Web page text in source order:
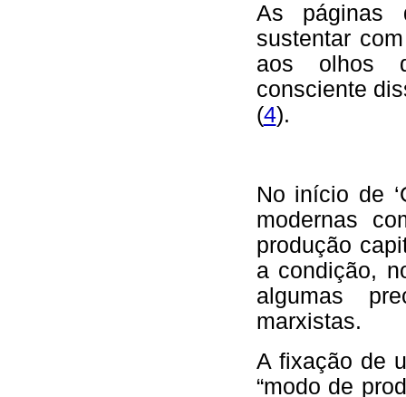
As páginas
sustentar
aos olhos
consciente
(4).
No início de
modernas
produção
a condição,
algumas
marxistas.
A fixação de
“modo de